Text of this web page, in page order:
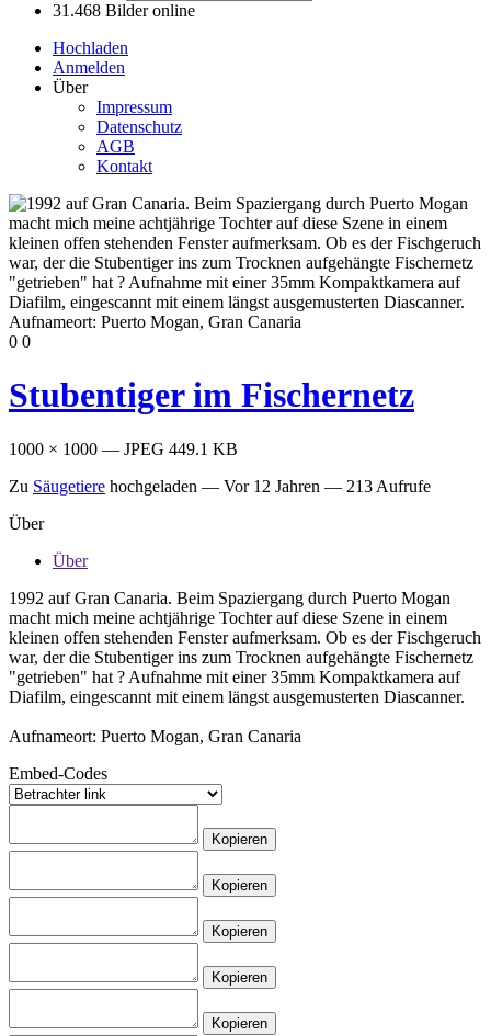
31.468 Bilder online
Hochladen
Anmelden
Über
Impressum
Datenschutz
AGB
Kontakt
0 0
Stubentiger im Fischernetz
1000 × 1000 — JPEG 449.1 KB
Zu Säugetiere hochgeladen — Vor 12 Jahren — 213 Aufrufe
Über
Über
1992 auf Gran Canaria. Beim Spaziergang durch Puerto Mogan
macht mich meine achtjährige Tochter auf diese Szene in einem
kleinen offen stehenden Fenster aufmerksam. Ob es der Fischgeruch
war, der die Stubentiger ins zum Trocknen aufgehängte Fischernetz
"getrieben" hat ? Aufnahme mit einer 35mm Kompaktkamera auf
Diafilm, eingescannt mit einem längst ausgemusterten Diascanner.
Aufnameort: Puerto Mogan, Gran Canaria
Embed-Codes
Kopieren
Kopieren
Kopieren
Kopieren
Kopieren